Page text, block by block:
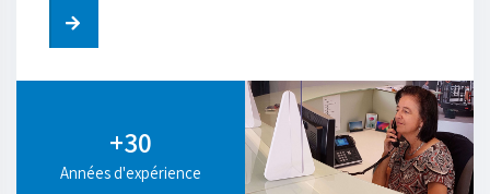
+30
Années d'expérience